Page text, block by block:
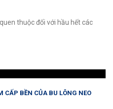
thuộc đối với hầu hết các
CẤP BỀN CỦA BU LÔNG NEO